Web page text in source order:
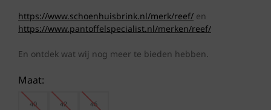
https://www.schoenhuisbrink.nl/merk/reef/ en
https://www.pantoffelspecialist.nl/merken/reef/
En ontdek wat wij nog meer te bieden hebben.
Maat:
40 42 46